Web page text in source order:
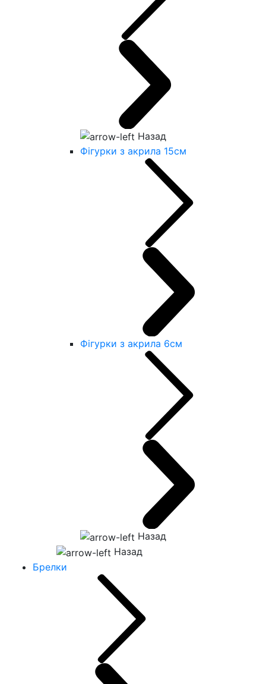
Назад
Фігурки з акрила 15см
Фігурки з акрила 6см
Назад
Назад
Брелки